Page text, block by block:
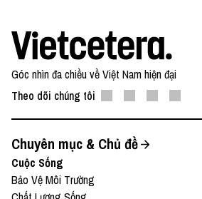
tác, bạn có thể gửi email về địa chỉ
team@vietcetera.com
Góc nhìn đa chiều về Việt Nam hiện đại
Theo dõi chúng tôi
Chuyên mục & Chủ đề
Cuộc Sống
Bảo Vệ Môi Trường